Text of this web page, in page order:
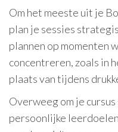
Om het meeste uit je
plan je sessies
plannen op momenten
concentreren, zoals in
plaats van tijdens
Overweeg om je
persoonlijke